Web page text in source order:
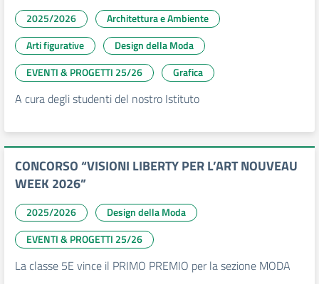
2025/2026
Architettura e Ambiente
Arti figurative
Design della Moda
EVENTI & PROGETTI 25/26
Grafica
A cura degli studenti del nostro Istituto
CONCORSO “VISIONI LIBERTY PER L’ART NOUVEAU
WEEK 2026”
2025/2026
Design della Moda
EVENTI & PROGETTI 25/26
La classe 5E vince il PRIMO PREMIO per la sezione MODA